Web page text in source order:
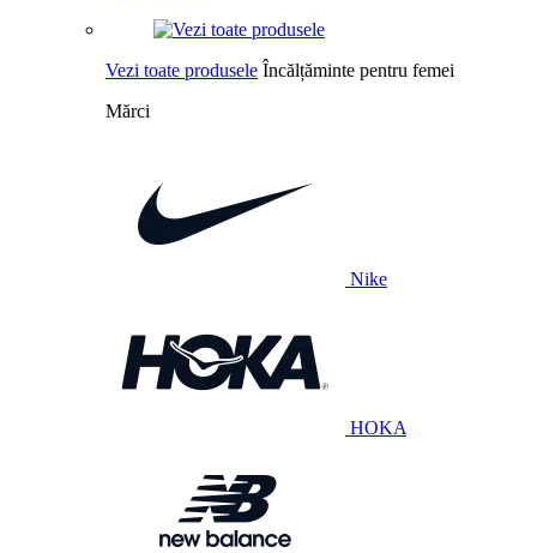
Vezi toate produsele Încălțăminte pentru femei
Mărci
Nike
HOKA